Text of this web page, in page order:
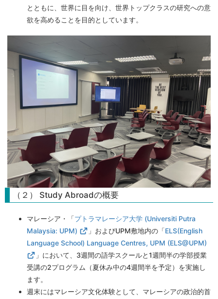
とともに、世界に目を向け、世界トップクラスの研究への意
欲を高めることを目的としています。
（２） Study Abroadの概要
マレーシア・「プトラマレーシア大学 (Universiti Putra
Malaysia: UPM)
」およびUPM敷地内の「ELS(English
Language School) Language Centres, UPM (ELS@UPM)
」において、3週間の語学スクールと1週間半の学部授業
受講の2プログラム（夏休み中の4週間半を予定）を実施し
ます。
週末にはマレーシア文化体験として、マレーシアの政治的首